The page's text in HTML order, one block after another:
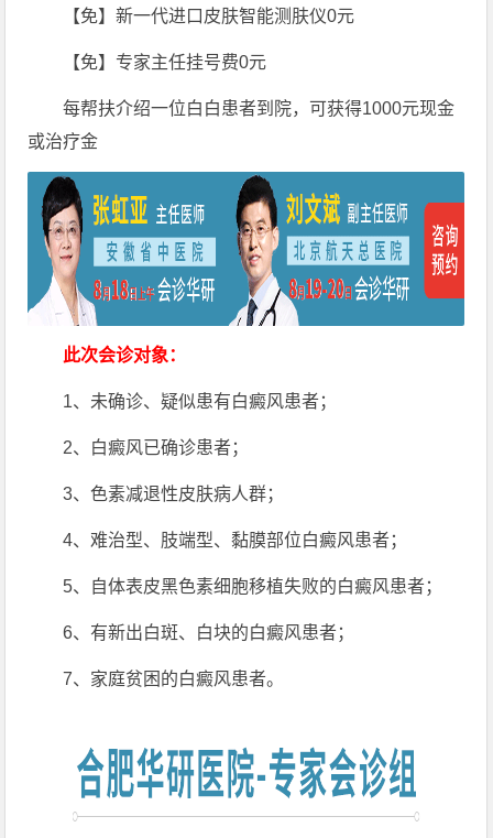
【免】新一代进口皮肤智能测肤仪0元
【免】专家主任挂号费0元
每帮扶介绍一位白白患者到院，可获得1000元现金
或治疗金
此次会诊对象：
1、未确诊、疑似患有白癜风患者；
2、白癜风已确诊患者；
3、色素减退性皮肤病人群；
4、难治型、肢端型、黏膜部位白癜风患者；
5、自体表皮黑色素细胞移植失败的白癜风患者；
6、有新出白斑、白块的白癜风患者；
7、家庭贫困的白癜风患者。